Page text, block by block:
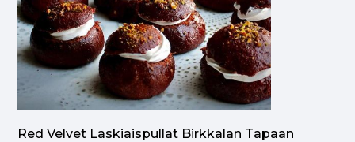
Red Velvet Laskiaispullat Birkkalan Tapaan